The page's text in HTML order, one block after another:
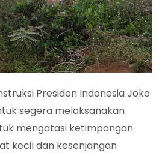
Presiden Indonesia Joko
segera melaksanakan
mengatasi ketimpangan
kecil dan kesenjangan